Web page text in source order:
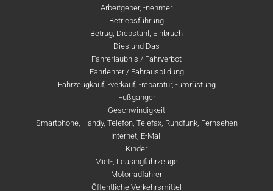
Arbeitgeber, -nehmer
Betriebsführung
Betrug, Diebstahl, Einbruch
Dies und Das
Fahrerlaubnis / Fahrverbot
Fahrlehrer / Fahrausbildung
Fahrzeugkauf, -verkauf, -reparatur, -umrüstung
Fußgänger
Geschwindigkeit
Smartphone, Handy, Telefon, Telefax, Rundfunk, Fernsehen
Internet, E-Mail
Kinder
Miet-, Leasingfahrzeuge
Motorradfahrer
Öffentliche Verkehrsmittel